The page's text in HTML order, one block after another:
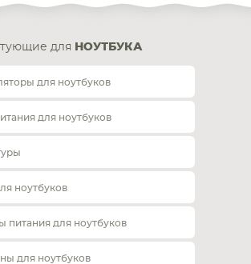
для НОУТБУКА
для ноутбуков
для ноутбуков
ноутбуков
питания для ноутбуков
для ноутбуков